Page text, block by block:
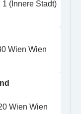
(Innere Stadt)
Wien Wien
Wien Wien